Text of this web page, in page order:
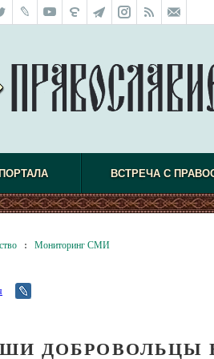
ВСТРЕЧА С
: Мониторинг СМИ
ДОБРОВОЛЬЦЫ